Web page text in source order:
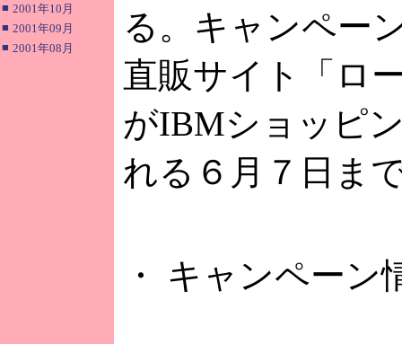
■ 2001年10月
■ 2001年09月
■ 2001年08月
る。キャンペー
直販サイト「ロ
がIBMショッピ
れる６月７日ま
・ キャンペーン